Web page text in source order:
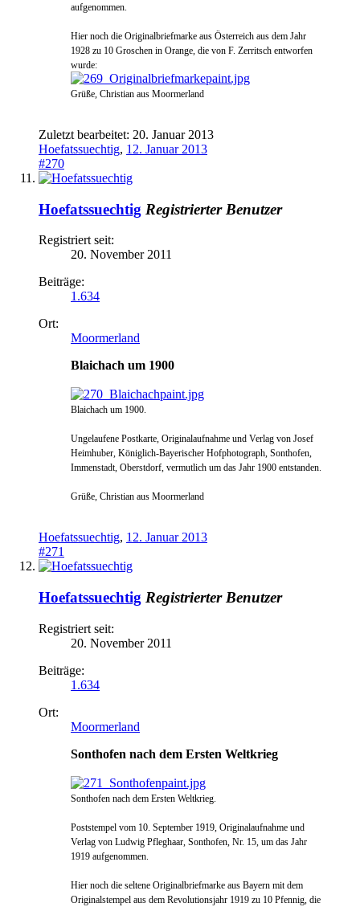
aufgenommen.
Hier noch die Originalbriefmarke aus Österreich aus dem Jahr
1928 zu 10 Groschen in Orange, die von F. Zerritsch entworfen
wurde:
Grüße, Christian aus Moormerland
Zuletzt bearbeitet: 20. Januar 2013
Hoefatssuechtig, 12. Januar 2013
#270
Hoefatssuechtig Registrierter Benutzer
Registriert seit:
20. November 2011
Beiträge:
1.634
Ort:
Moormerland
Blaichach um 1900
Blaichach um 1900.
Ungelaufene Postkarte, Originalaufnahme und Verlag von Josef
Heimhuber, Königlich-Bayerischer Hofphotograph, Sonthofen,
Immenstadt, Oberstdorf, vermutlich um das Jahr 1900 entstanden.
Grüße, Christian aus Moormerland
Hoefatssuechtig, 12. Januar 2013
#271
Hoefatssuechtig Registrierter Benutzer
Registriert seit:
20. November 2011
Beiträge:
1.634
Ort:
Moormerland
Sonthofen nach dem Ersten Weltkrieg
Sonthofen nach dem Ersten Weltkrieg.
Poststempel vom 10. September 1919, Originalaufnahme und
Verlag von Ludwig Pfleghaar, Sonthofen, Nr. 15, um das Jahr
1919 aufgenommen.
Hier noch die seltene Originalbriefmarke aus Bayern mit dem
Originalstempel aus dem Revolutionsjahr 1919 zu 10 Pfennig, die